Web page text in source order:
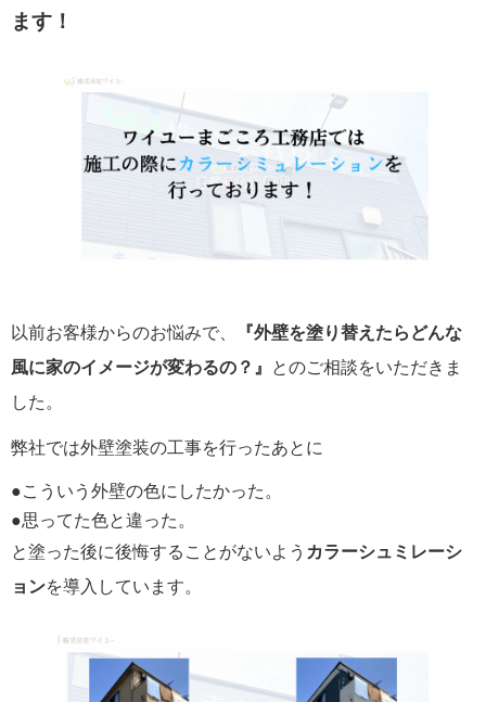
ます！
以前お客様からのお悩みで、
『外壁を塗り替えたらどんな
風に家のイメージが変わるの？』
とのご相談をいただきま
した。
弊社では外壁塗装の工事を行ったあとに
●こういう外壁の色にしたかった。
●思ってた色と違った。
と塗った後に後悔することがないよう カラーシュミレーシ
ョンを導入しています。